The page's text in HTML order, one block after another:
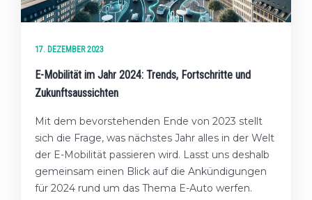
17. DEZEMBER 2023
E-Mobilität im Jahr 2024: Trends, Fortschritte und
Zukunftsaussichten
Mit dem bevorstehenden Ende von 2023 stellt
sich die Frage, was nächstes Jahr alles in der Welt
der E-Mobilität passieren wird. Lasst uns deshalb
gemeinsam einen Blick auf die Ankündigungen
für 2024 rund um das Thema E-Auto werfen.